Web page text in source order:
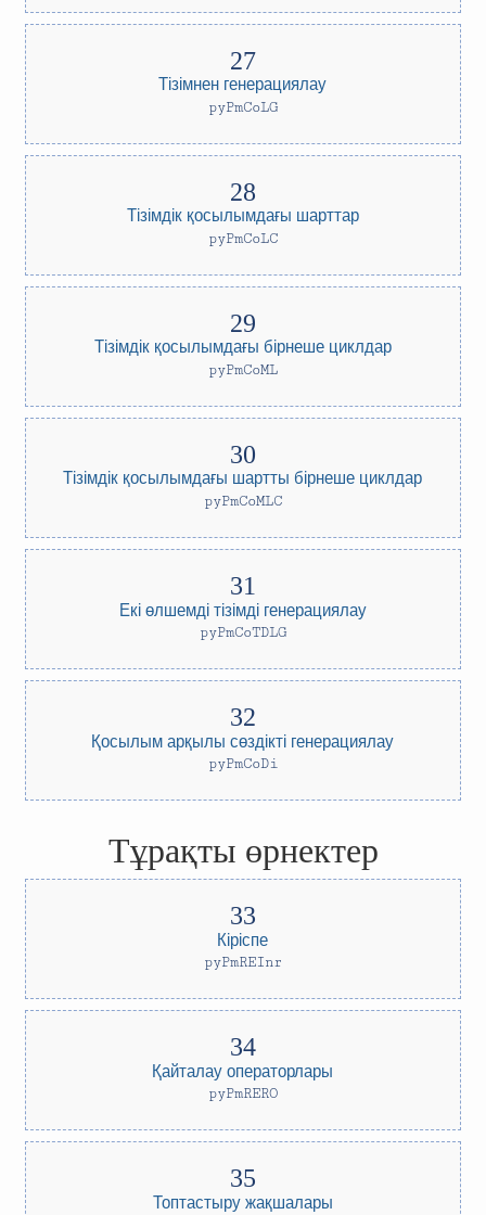
Тізімнен генерациялау
pyPmCoLG
Тізімдік қосылымдағы шарттар
pyPmCoLC
Тізімдік қосылымдағы бірнеше циклдар
pyPmCoML
Тізімдік қосылымдағы шартты бірнеше циклдар
pyPmCoMLC
Екі өлшемді тізімді генерациялау
pyPmCoTDLG
Қосылым арқылы сөздікті генерациялау
pyPmCoDi
Тұрақты өрнектер
Кіріспе
pyPmREInr
Қайталау операторлары
pyPmRERO
Топтастыру жақшалары